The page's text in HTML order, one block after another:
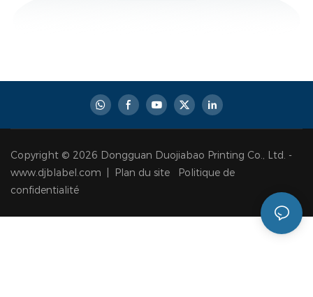
Copyright © 2026 Dongguan Duojiabao Printing Co., Ltd. -
www.djblabel.com |
Plan du site
Politique de
confidentialité